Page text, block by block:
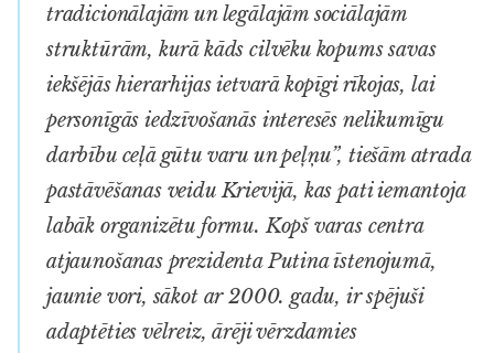
tradicionālajām un legālajām sociālajām
struktūrām, kurā kāds cilvēku kopums savas
iekšējās hierarhijas ietvarā kopīgi rīkojas, lai
personīgās iedzīvošanās interesēs nelikumīgu
darbību ceļā gūtu varu un peļņu”, tiešām atrada
pastāvēšanas veidu Krievijā, kas pati iemantoja
labāk organizētu formu. Kopš varas centra
atjaunošanas prezidenta Putina īstenojumā,
jaunie vori, sākot ar 2000. gadu, ir spējuši
adaptēties vēlreiz, ārēji vērzdamies